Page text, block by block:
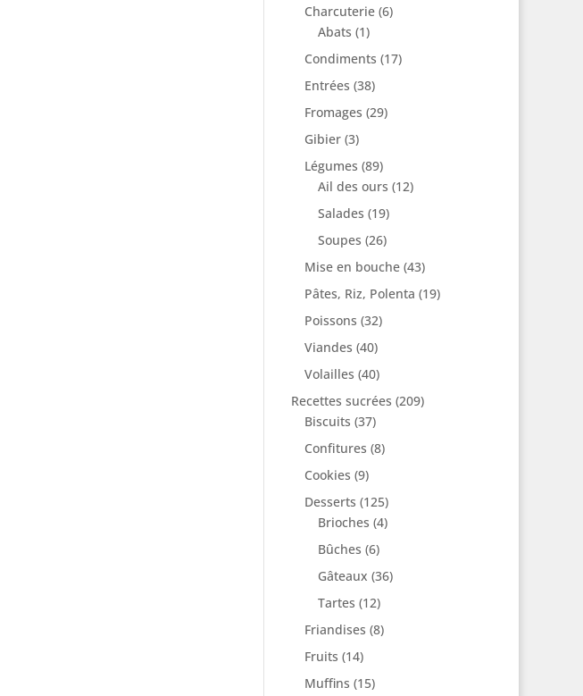
Charcuterie(6)
Abats (1)
Condiments (17)
Entrées (38)
Fromages (29)
Gibier(3)
Légumes (89)
Ail des ours (12)
Salades (19)
Soupes (26)
Mise en bouche(43)
Pâtes, Riz, Polenta (19)
Poissons (32)
Viandes (40)
Volailles (40)
Recettes sucrées (209)
Biscuits (37)
Confitures (8)
Cookies (9)
Desserts (125)
Brioches (4)
Bûches (6)
Gâteaux (36)
Tartes (12)
Friandises (8)
Fruits (14)
Muffins (15)